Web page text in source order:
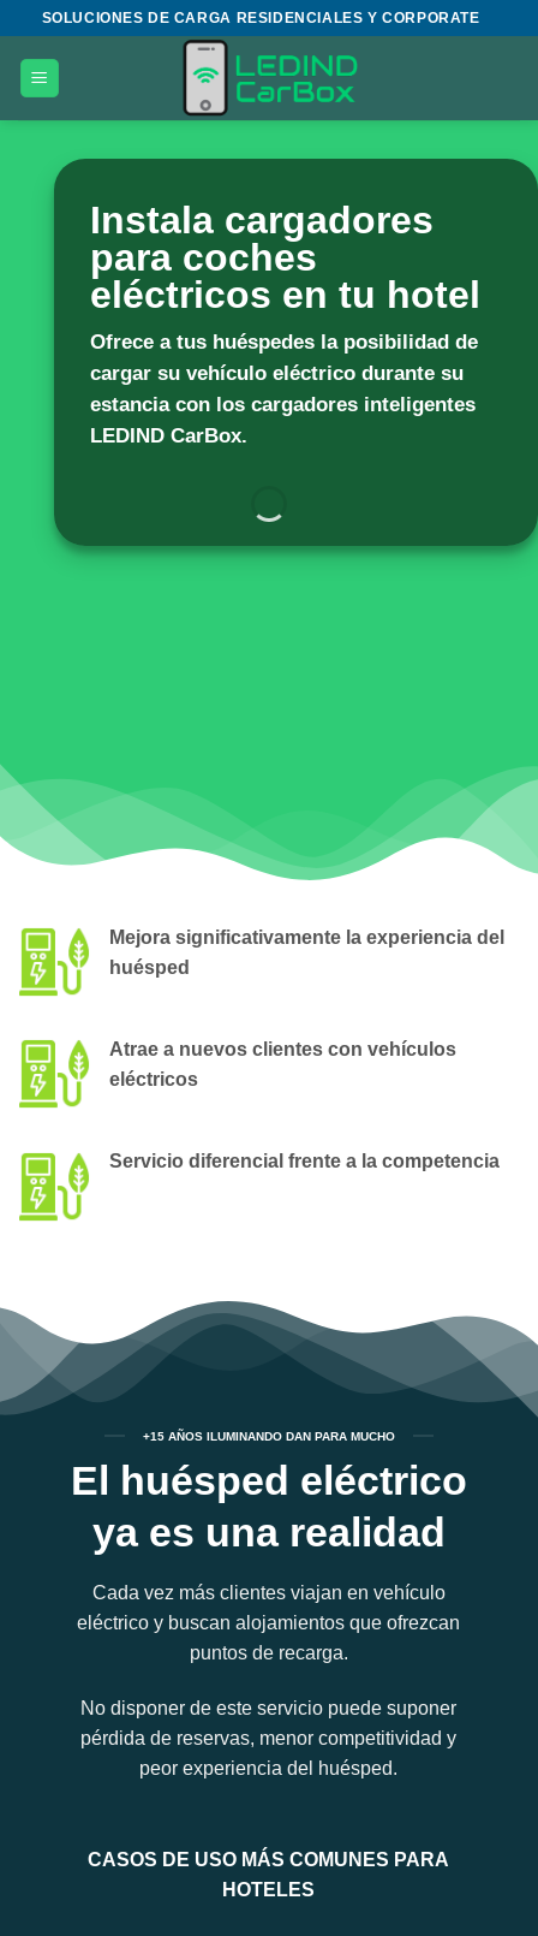
Saltar
contenido
SOLUCIONES DE CARGA RESIDENCIALES Y CORPORATE
Instala cargadores
para coches
eléctricos en tu hotel
Ofrece a tus huéspedes la posibilidad de
cargar su vehículo eléctrico durante su
estancia con los cargadores inteligentes
LEDIND CarBox.
Mejora significativamente la experiencia del
huésped
Atrae a nuevos clientes con vehículos
eléctricos
Servicio diferencial frente a la competencia
+15 AÑOS ILUMINANDO DAN PARA MUCHO
El huésped eléctrico
ya es una realidad
Cada vez más clientes viajan en vehículo
eléctrico y buscan alojamientos que ofrezcan
puntos de recarga.
No disponer de este servicio puede suponer
pérdida de reservas, menor competitividad y
peor experiencia del huésped.
CASOS DE USO MÁS COMUNES PARA
HOTELES